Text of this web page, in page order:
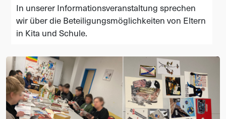
In unserer Informationsveranstaltung sprechen
wir über die Beteiligungsmöglichkeiten von Eltern
in Kita und Schule.